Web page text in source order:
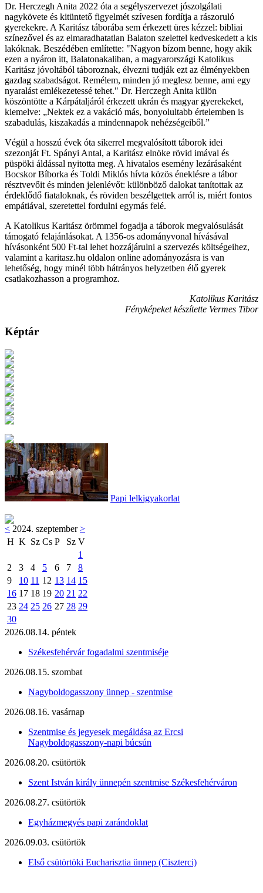
Dr. Herczegh Anita 2022 óta a segélyszervezet jószolgálati
nagykövete és kitüntető figyelmét szívesen fordítja a rászoruló
gyerekekre. A Karitász táborába sem érkezett üres kézzel: bibliai
színezővel és az elmaradhatatlan Balaton szelettel kedveskedett a kis
lakóknak. Beszédében említette: "Nagyon bízom benne, hogy akik
ezen a nyáron itt, Balatonakaliban, a magyarországi Katolikus
Karitász jóvoltából táboroznak, élvezni tudják ezt az élményekben
gazdag szabadságot. Remélem, minden jó meglesz benne, ami egy
nyaralást emlékezetessé tehet." Dr. Herczegh Anita külön
köszöntötte a Kárpátaljáról érkezett ukrán és magyar gyerekeket,
kiemelve: „Nektek ez a vakáció más, bonyolultabb értelemben is
szabadulás, kiszakadás a mindennapok nehézségeiből.”
Végül a hosszú évek óta sikerrel megvalósított táborok idei
szezonját Ft. Spányi Antal, a Karitász elnöke rövid imával és
püspöki áldással nyitotta meg. A hivatalos esemény lezárásaként
Bocskor Bíborka és Toldi Miklós hívta közös éneklésre a tábor
résztvevőit és minden jelenlévőt: különböző dalokat tanítottak az
érdeklődő fiataloknak, és röviden beszélgettek arról is, miért fontos
empátiával, szeretettel fordulni egymás felé.
A Katolikus Karitász örömmel fogadja a táborok megvalósulását
támogató felajánlásokat. A 1356-os adományvonal hívásával
hívásonként 500 Ft-tal lehet hozzájárulni a szervezés költségeihez,
valamint a karitasz.hu oldalon online adományozásra is van
lehetőség, hogy minél több hátrányos helyzetben élő gyerek
csatlakozhasson a programhoz.
Katolikus Karitász
Fényképeket készítette Vermes Tibor
Képtár
Papi lelkigyakorlat
< 2024. szeptember>
H K Sz Cs P Sz V
1
2
3 4 5 6 7
8
9
10 11 12 13 14 15
16 17 18 19 20 21 22
23 24 25 26 27 28 29
30
2026.08.14. péntek
Székesfehérvár fogadalmi szentmiséje
2026.08.15. szombat
Nagyboldogasszony ünnep - szentmise
2026.08.16. vasárnap
Szentmise és jegyesek megáldása az Ercsi
Nagyboldogasszony-napi búcsún
2026.08.20. csütörtök
Szent István király ünnepén szentmise Székesfehérváron
2026.08.27. csütörtök
Egyházmegyés papi zarándoklat
2026.09.03. csütörtök
Első csütörtöki Eucharisztia ünnep (Ciszterci)